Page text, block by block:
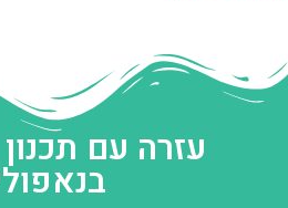
עזרה עם